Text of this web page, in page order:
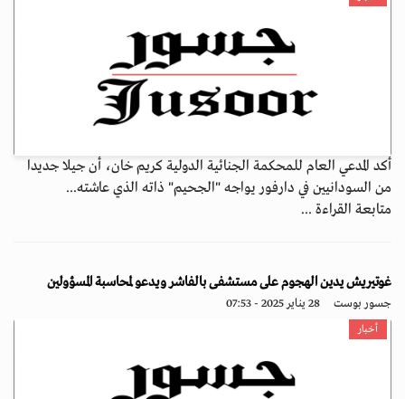
أكد المدعي العام للمحكمة الجنائية الدولية كريم خان، أن جيلا جديدا
من السودانيين في دارفور يواجه "الجحيم" ذاته الذي عاشته...
متابعة القراءة ...
غوتيريش يدين الهجوم على مستشفى بالفاشر ويدعو لمحاسبة المسؤولين
جسور بوست 28 يناير 2025 - 07:53
أخبار